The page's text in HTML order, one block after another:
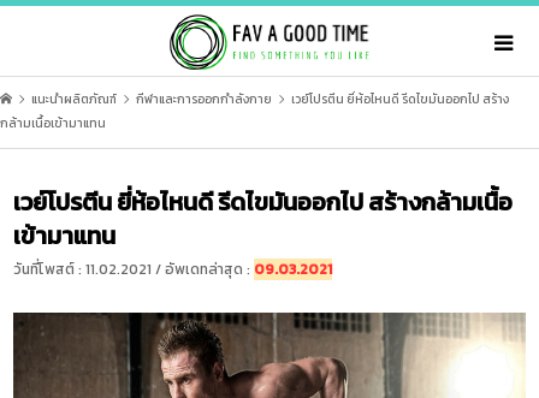
แนะนำผลิตภัณฑ์ กีฬาและการออกกำลังกาย
เวย์โปรตีน ยี่ห้อไหนดี รีดไขมันออกไป สร้าง
กล้ามเนื้อเข้ามาแทน
เวย์โปรตีน ยี่ห้อไหนดี รีดไขมันออกไป สร้างกล้ามเนื้อ
เข้ามาแทน
วันที่โพสต์ : 11.02.2021 / อัพเดทล่าสุด : 09.03.2021